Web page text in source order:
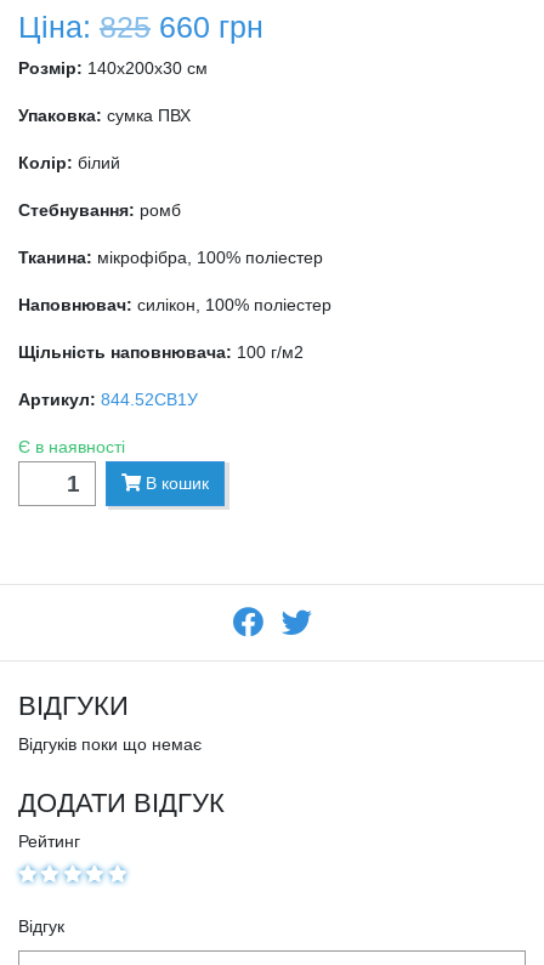
Ціна: 825 660 грн
Розмір: 140x200x30 см
Упаковка: сумка ПВХ
Колір: білий
Стебнування: ромб
Тканина: мікрофібра, 100% поліестер
Наповнювач: силікон, 100% поліестер
Щільність наповнювача: 100 г/м2
Артикул: 844.52СВ1У
Є в наявності
В кошик
ВІДГУКИ
Відгуків поки що немає
ДОДАТИ ВІДГУК
Рейтинг
Відгук